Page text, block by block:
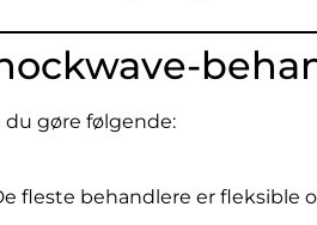
gøre følgende:
fleste behandlere er fleksible